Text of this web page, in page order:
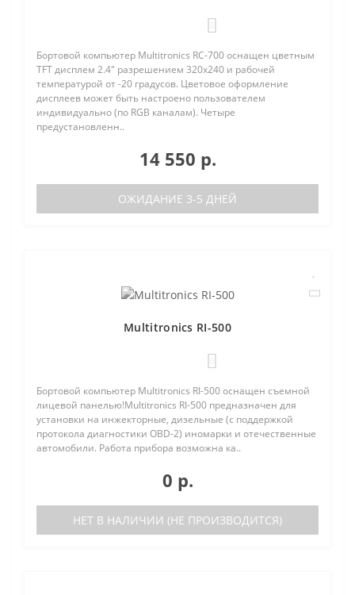
Бортовой компьютер Multitronics RC-700 оснащен цветным
TFT дисплем 2.4" разрешением 320х240 и рабочей
температурой от -20 градусов. Цветовое оформление
дисплеев может быть настроено пользователем
индивидуально (по RGB каналам). Четыре
предустановленн..
14 550 р.
ОЖИДАНИЕ 3-5 ДНЕЙ
Multitronics RI-500
Бортовой компьютер Multitronics RI-500 оснащен съемной
лицевой панелью!Multitronics RI-500 предназначен для
установки на инжекторные, дизельные (с поддержкой
протокола диагностики OBD-2) иномарки и отечественные
автомобили. Работа прибора возможна ка..
0 р.
НЕТ В НАЛИЧИИ (НЕ ПРОИЗВОДИТСЯ)